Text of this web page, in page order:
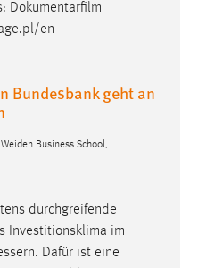
Dokumentarfilm
en
Bundesbank geht an
Business School,
durchgreifende
Investitionsklima im
Dafür ist eine